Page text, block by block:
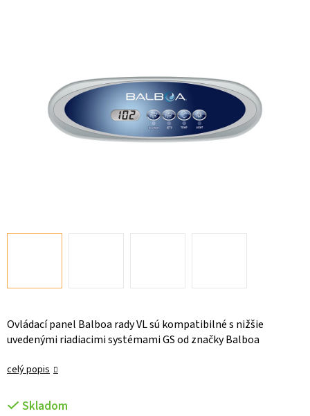
Ovládací panel Balboa rady VL sú kompatibilné s nižšie
uvedenými riadiacimi systémami GS od značky Balboa
celý popis
Skladom